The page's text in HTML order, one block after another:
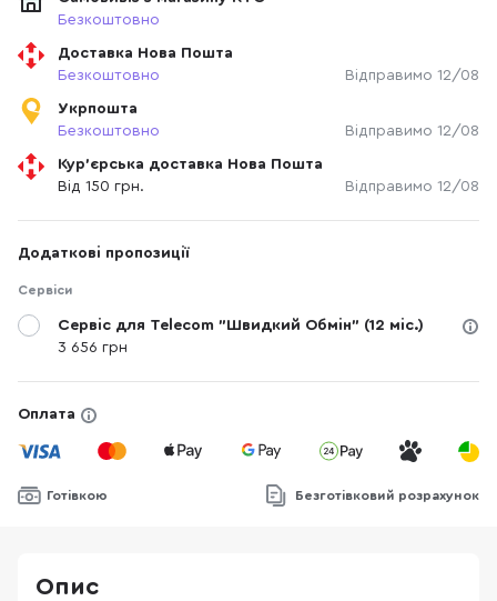
Безкоштовно
Доставка Нова Пошта
Безкоштовно
Відправимо 12/08
Укрпошта
Безкоштовно
Відправимо 12/08
Кур'єрська доставка Нова Пошта
Від 150 грн.
Відправимо 12/08
Додаткові пропозиції
Сервіси
Сервіс для Telecom "Швидкий Обмін" (12 міс.)
3 656 грн
Оплата
Готівкою Безготівковий розрахунок
Опис